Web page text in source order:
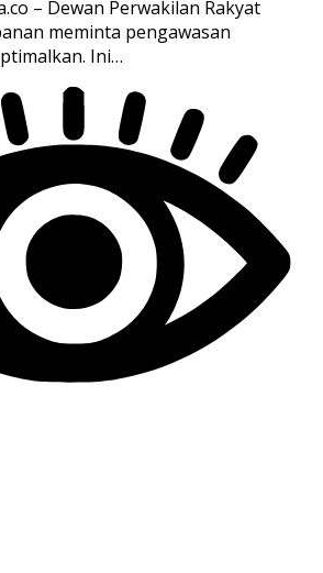
– Dewan Perwakilan Rakyat
meminta pengawasan
Ini…